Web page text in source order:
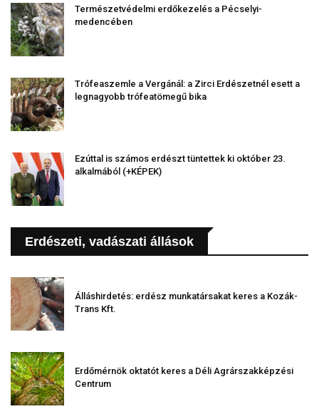
Természetvédelmi erdőkezelés a Pécselyi-
medencében
Trófeaszemle a Vergánál: a Zirci Erdészetnél esett a
legnagyobb trófeatömegű bika
Ezúttal is számos erdészt tüntettek ki október 23.
alkalmából (+KÉPEK)
Erdészeti, vadászati állások
Álláshirdetés: erdész munkatársakat keres a Kozák-
Trans Kft.
Erdőmérnök oktatót keres a Déli Agrárszakképzési
Centrum